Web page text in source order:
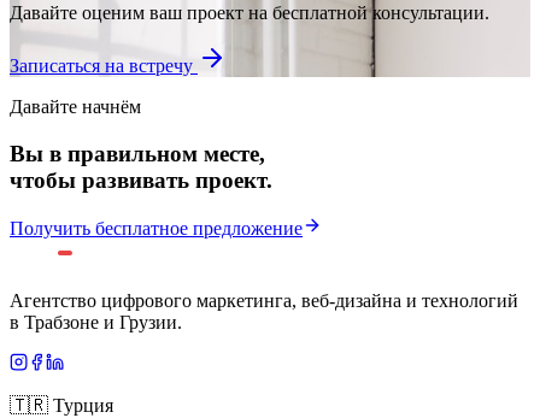
Давайте оценим ваш проект на бесплатной консультации.
Записаться на встречу
Давайте начнём
Вы в правильном месте,
чтобы развивать проект.
Получить бесплатное предложение
Агентство цифрового маркетинга, веб-дизайна и технологий
в Трабзоне и Грузии.
🇹🇷 Турция